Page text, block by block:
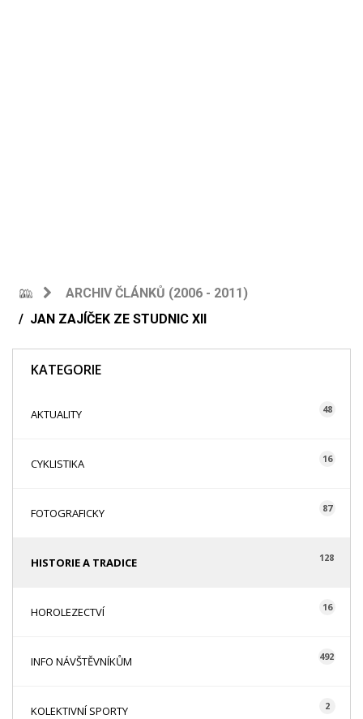
ARCHIV ČLÁNKŮ (2006 - 2011)
JAN ZAJÍČEK ZE STUDNIC XII
KATEGORIE
AKTUALITY 48
CYKLISTIKA 16
FOTOGRAFICKY 87
HISTORIE A TRADICE 128
HOROLEZECTVÍ 16
INFO NÁVŠTĚVNÍKŮM 492
KOLEKTIVNÍ SPORTY 2